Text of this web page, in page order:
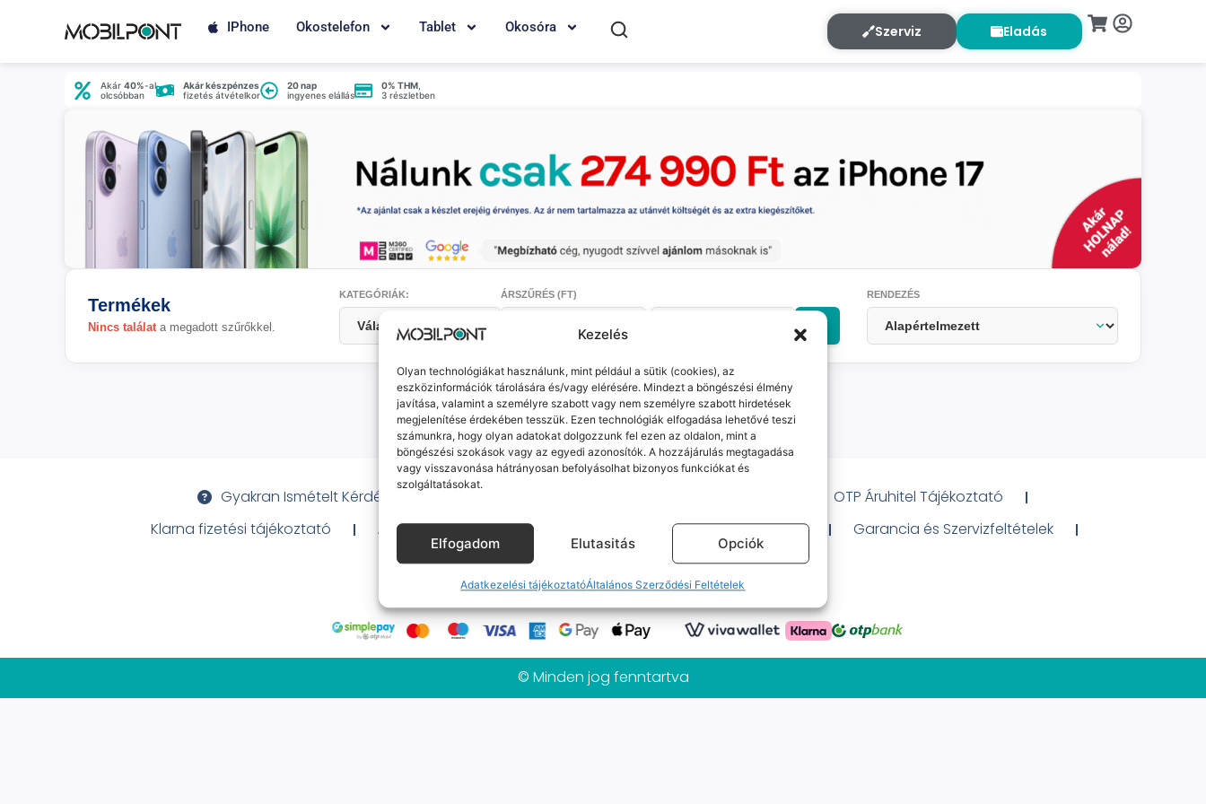
Kezelés
Olyan technológiákat használunk, mint például a sütik (cookies), az
eszközinformációk tárolására és/vagy elérésére. Mindezt a böngészési élmény
javítása, valamint a személyre szabott vagy nem személyre szabott hirdetések
megjelenítése érdekében tesszük. Ezen technológiák elfogadása lehetővé teszi
számunkra, hogy olyan adatokat dolgozzunk fel ezen az oldalon, mint a
böngészési szokások vagy az egyedi azonosítók. A hozzájárulás megtagadása
vagy visszavonása hátrányosan befolyásolhat bizonyos funkciókat és
szolgáltatásokat.
Elfogadom Elutasitás Opciók
Adatkezelési tájékoztatóÁltalános Szerződési Feltételek
IPhone Okostelefon Tablet Okosóra Szerviz Eladás
Akár 40%-al
olcsóbban
Akár készpénzes
fizetés átvételkor
20 nap
ingyenes elállás
0% THM
3 részletben
Termékek
Nincs találat a megadott szűrőkkel.
KATEGÓRIÁK: ÁRSZŰRÉS (FT) RENDEZÉS
Jelenleg nincs ilyen termékünk :(
Gyakran Ismételt Kérdések
OTP Áruhitel Tájékoztató
Klarna fizetési tájékoztató
Általános Szerződési Feltételek Adatkezelési tájékoztató
Garancia és Szervizfeltételek
Mobilpont Vélemények
Kapcsolat
© Minden jog fenntartva